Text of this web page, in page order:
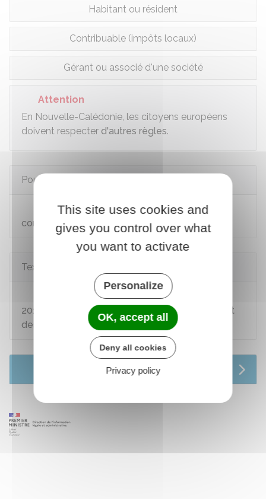
Habitant ou résident
Contribuable (impôts locaux)
Gérant ou associé d'une société
Attention
En Nouvelle-Calédonie, les citoyens européens
doivent respecter d'autres règles.
Pour en savoir plus
Nouvelle Calédonie - Liste électorale
complémentaire
Textes de référence
Instruction INTA1830120J du 21 novembre
2018 relative à la tenue des listes électorales et
des listes électorales complémentaires
Services en ligne et formulaires
This site uses cookies and
gives you control over what
you want to activate
Personalize
OK, accept all
Deny all cookies
Privacy policy